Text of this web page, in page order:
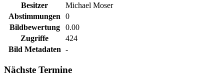
Besitzer
Michael Moser
Abstimmungen
0
Bildbewertung
0.00
Zugriffe
424
Bild Metadaten -
Nächste Termine